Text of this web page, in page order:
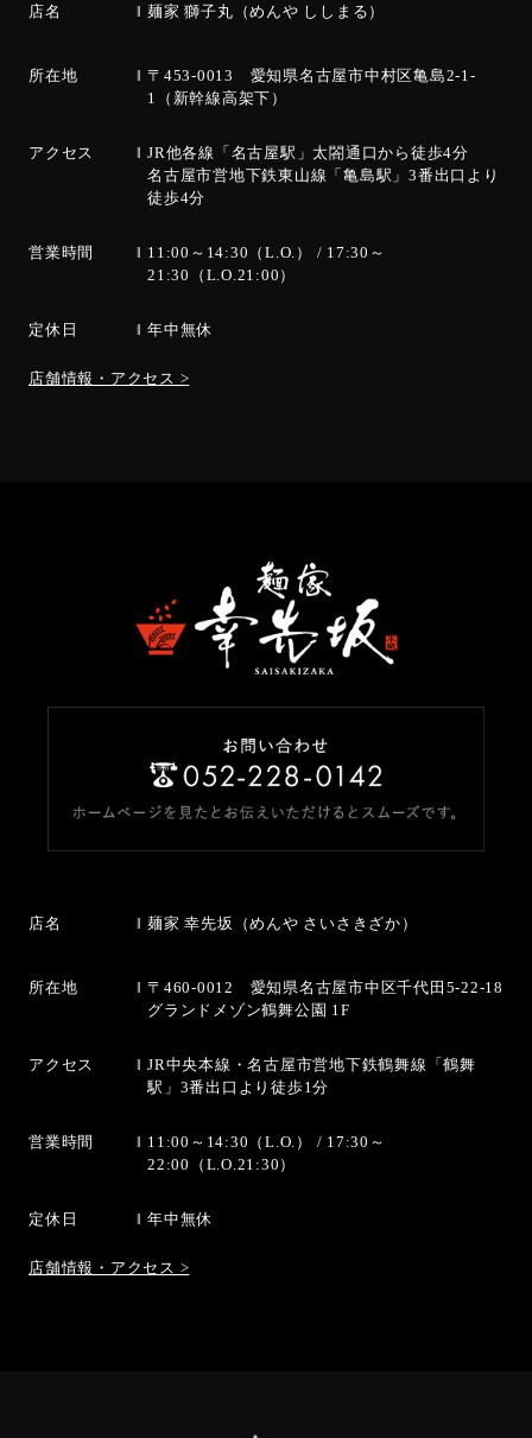
店名 麺家 獅子丸（めんや ししまる）
所在地
〒453-0013 愛知県名古屋市中村区亀島2-1-
1（新幹線高架下）
アクセス
JR他各線「名古屋駅」太閤通口から徒歩4分
名古屋市営地下鉄東山線「亀島駅」3番出口より
徒歩4分
営業時間
11:00～14:30（L.O.） / 17:30～
21:30（L.O.21:00）
定休日 年中無休
店舗情報・アクセス >
店名 麺家 幸先坂（めんや さいさきざか）
所在地
〒460-0012 愛知県名古屋市中区千代田5-22-18
グランドメゾン鶴舞公園 1F
アクセス
JR中央本線・名古屋市営地下鉄鶴舞線「鶴舞
駅」3番出口より徒歩1分
営業時間
11:00～14:30（L.O.） / 17:30～
22:00（L.O.21:30）
定休日 年中無休
店舗情報・アクセス >